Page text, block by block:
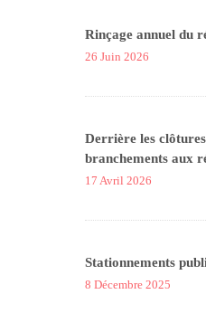
Rinçage annuel du
26 Juin 2026
Derrière les
branchements aux
17 Avril 2026
Stationnements
8 Décembre 2025